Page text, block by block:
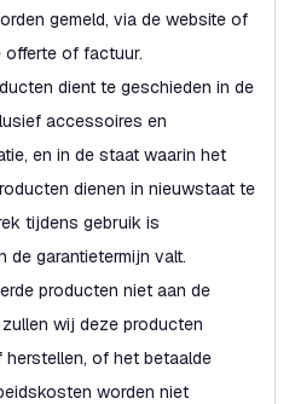
gemeld, via de website of
offerte of factuur.
dient te geschieden in de
accessoires en
en in de staat waarin het
dienen in nieuwstaat te
tijdens gebruik is
de garantietermijn valt.
producten niet aan de
wij deze producten
of het betaalde
worden niet